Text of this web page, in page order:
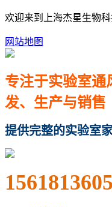
欢迎来到上海杰星生物科
网站地图
专注于实验室通
发、生产与销售
提供完整的实验室